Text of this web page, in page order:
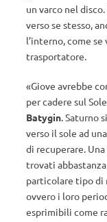
un varco nel
verso se stesso,
l’interno, come
trasportatore.
«Giove avrebbe
per cadere sul
Batygin. Saturno
verso il sole ad
di recuperare.
trovati
particolare tipo di
ovvero i loro
esprimibili come